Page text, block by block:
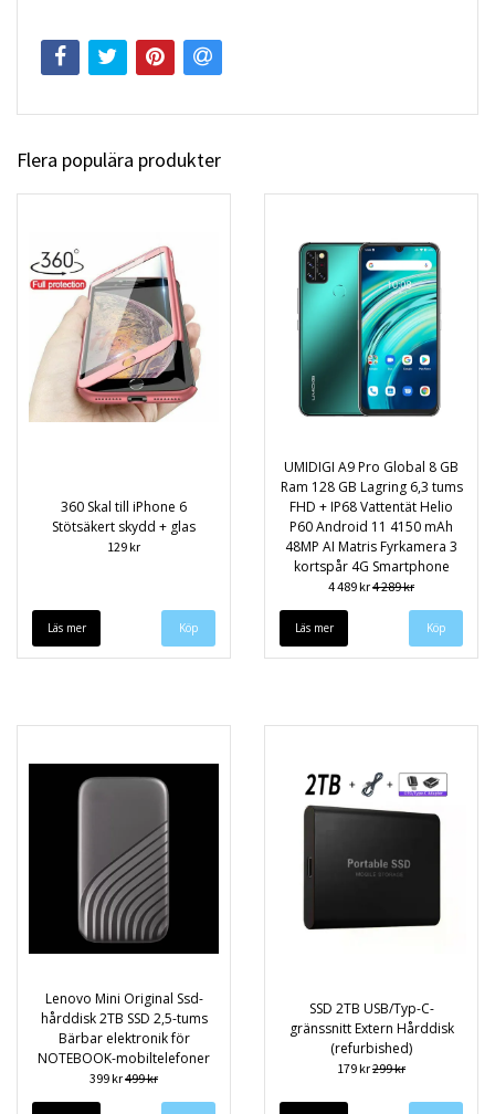
Flera populära produkter
360 Skal till iPhone 6
Stötsäkert skydd + glas
129 kr
Läs mer Köp
UMIDIGI A9 Pro Global 8 GB
Ram 128 GB Lagring 6,3 tums
FHD + IP68 Vattentät Helio
P60 Android 11 4150 mAh
48MP AI Matris Fyrkamera 3
kortspår 4G Smartphone
4 489 kr4 289 kr
Läs mer Köp
Lenovo Mini Original Ssd-
hårddisk 2TB SSD 2,5-tums
Bärbar elektronik för
NOTEBOOK-mobiltelefoner
399 kr499 kr
SSD 2TB USB/Typ-C-
gränssnitt Extern Hårddisk
(refurbished)
179 kr299 kr